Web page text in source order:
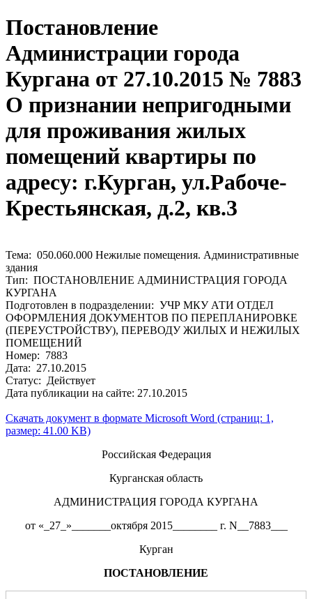
Постановление
Администрации города
Кургана от 27.10.2015 № 7883
О признании непригодными
для проживания жилых
помещений квартиры по
адресу: г.Курган, ул.Рабоче-
Крестьянская, д.2, кв.3
Тема: 050.060.000 Нежилые помещения. Административные
здания
Тип: ПОСТАНОВЛЕНИЕ АДМИНИСТРАЦИЯ ГОРОДА
КУРГАНА
Подготовлен в подразделении: УЧР МКУ АТИ ОТДЕЛ
ОФОРМЛЕНИЯ ДОКУМЕНТОВ ПО ПЕРЕПЛАНИРОВКЕ
(ПЕРЕУСТРОЙСТВУ), ПЕРЕВОДУ ЖИЛЫХ И НЕЖИЛЫХ
ПОМЕЩЕНИЙ
Номер: 7883
Дата: 27.10.2015
Статус: Действует
Дата публикации на сайте: 27.10.2015
Скачать документ в формате Microsoft Word (страниц: 1,
размер: 41.00 KB)
Российская Федерация
Курганская область
АДМИНИСТРАЦИЯ ГОРОДА КУРГАНА
от «_27_»_______октября 2015________ г. N__7883___
Курган
ПОСТАНОВЛЕНИЕ